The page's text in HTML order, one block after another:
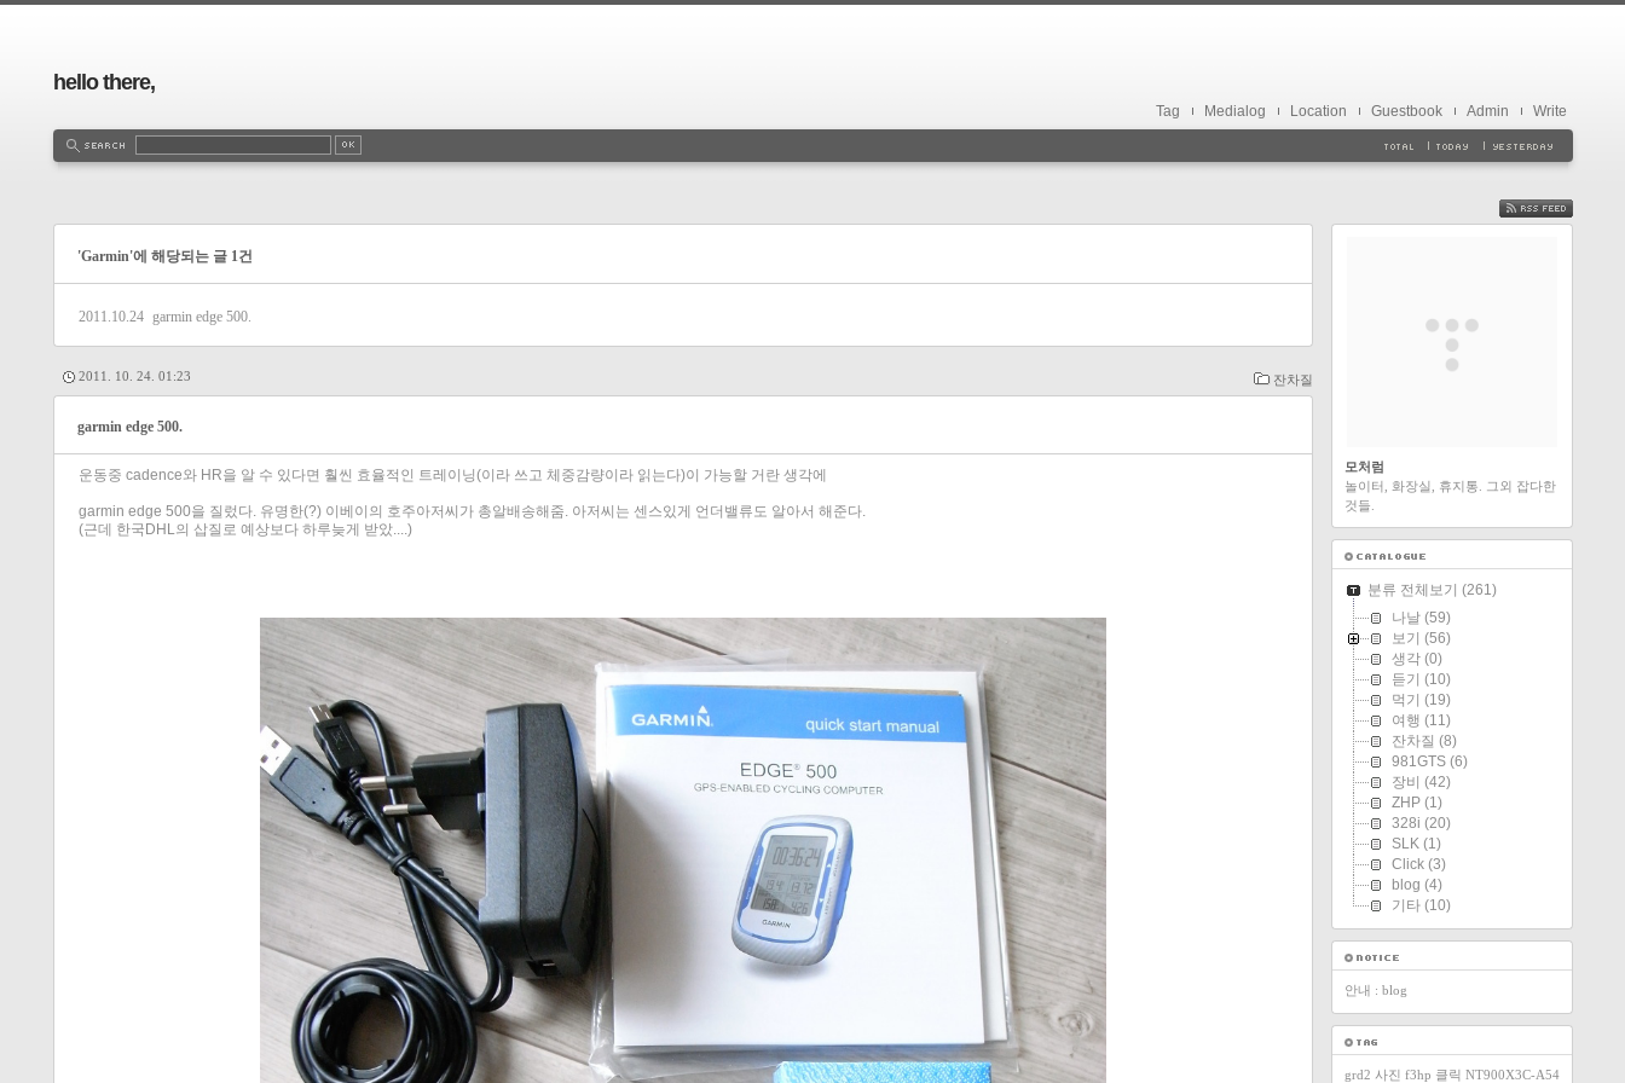
hello there,
Tag Medialog Location Guestbook Admin Write
'Garmin'에 해당되는 글 1건
2011.10.24 garmin edge 500.
잔차질
2011. 10. 24. 01:23
garmin edge 500.
운동중 cadence와 HR을 알 수 있다면 훨씬 효율적인 트레이닝(이라 쓰고 체중감량이라 읽는다)이 가능할 거란 생각에
garmin edge 500을 질렀다. 유명한(?) 이베이의 호주아저씨가 총알배송해줌. 아저씨는 센스있게 언더밸류도 알아서 해준다.
(근데 한국DHL의 삽질로 예상보다 하루늦게 받았....)
FEED
모처럼
놀이터, 화장실, 휴지통. 그외 잡다한
것들.
분류 전체보기 (261)
나날(59)
보기 (56)
생각(0)
듣기 (10)
먹기 (19)
여행 (11)
잔차질 (8)
981GTS(6)
장비 (42)
ZHP(1)
328i (20)
SLK(1)
Click(3)
blog (4)
기타(10)
안내 : blog
grd2 사진 f3hp 클릭 NT900X3C-A54